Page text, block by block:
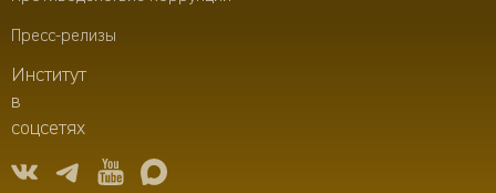
Пресс-релизы
Институт
в
соцсетях